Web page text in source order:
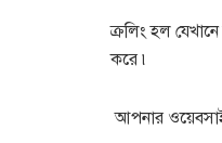
ক্রলিং হল
করে ৷
আপনার